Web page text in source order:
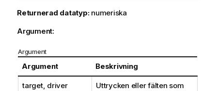
Returnerad datatyp: numeriska
Argument:
Argument
Argument Beskrivning
target, driver
Uttrycken eller fälten som